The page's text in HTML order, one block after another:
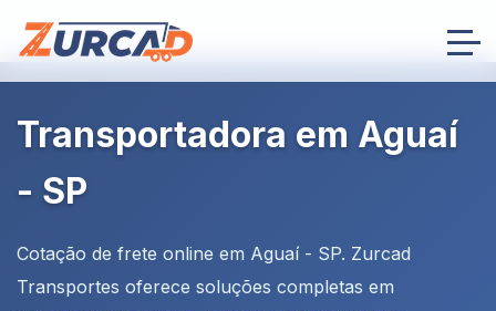
Transportadora em Aguaí
- SP
Cotação de frete online em Aguaí - SP. Zurcad
Transportes oferece soluções completas em